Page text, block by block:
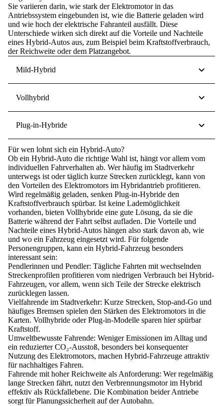
Sie variieren darin, wie stark der Elektromotor in das
Antriebssystem eingebunden ist, wie die Batterie geladen wird
und wie hoch derelektrische Fahranteil ausfällt. Diese
Unterschiede wirken sich direkt auf die Vorteile und Nachteile
eines Hybrid-Autos aus, zum Beispiel beim Kraftstoffverbrauch,
der Reichweite oder dem Platzangebot.
Mild-Hybrid
Vollhybrid
Plug-in-Hybride
Für wen lohnt sich ein Hybrid-Auto?
Ob ein Hybrid-Auto die richtige Wahl ist, hängt vor allem vom
individuellen Fahrverhalten ab. Wer häufig im Stadtverkehr
unterwegs ist oder täglich kurze Strecken zurücklegt, kann von
den Vorteilen des Elektromotors im Hybridantrieb profitieren.
Wird regelmäßig geladen, senken Plug-in-Hybride den
Kraftstoffverbrauch spürbar. Ist keine Lademöglichkeit
vorhanden, bieten Vollhybride eine gute Lösung, da sie die
Batterie während der Fahrt selbst aufladen. Die Vorteile und
Nachteile eines Hybrid-Autos hängen also stark davon ab, wie
und wo ein Fahrzeug eingesetzt wird. Für folgende
Personengruppen, kann ein Hybrid-Fahrzeug besonders
interessant sein:
Pendlerinnen und Pendler: Tägliche Fahrten mit wechselnden
Streckenprofilen profitieren vom niedrigen Verbrauch bei Hybrid-
Fahrzeugen, vor allem, wenn sich Teile der Strecke elektrisch
zurücklegen lassen.
Vielfahrende im Stadtverkehr: Kurze Strecken, Stop-and-Go und
häufiges Bremsen spielen den Stärken des Elektromotors in die
Karten. Vollhybride oder Plug-in-Modelle sparen hier spürbar
Kraftstoff.
Umweltbewusste Fahrende: Weniger Emissionen im Alltag und
ein reduzierter CO₂-Ausstoß, besonders bei konsequenter
Nutzung des Elektromotors, machen Hybrid-Fahrzeuge attraktiv
für nachhaltiges Fahren.
Fahrende mit hoher Reichweite als Anforderung: Wer regelmäßig
lange Strecken fährt, nutzt den Verbrennungsmotor im Hybrid
effektiv als Rückfallebene. Die Kombination beider Antriebe
sorgt für Planungssicherheit auf der Autobahn.